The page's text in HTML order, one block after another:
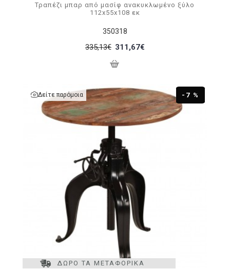
350318
Τραπέζι μπαρ από μασίφ ανακυκλωμένο ξύλο
112x55x108 εκ
335,13€ 311,67€
ΔΩΡΟ ΤΑ ΜΕΤΑΦΟΡΙΚΑ
-7 %
Δείτε παρόμοια